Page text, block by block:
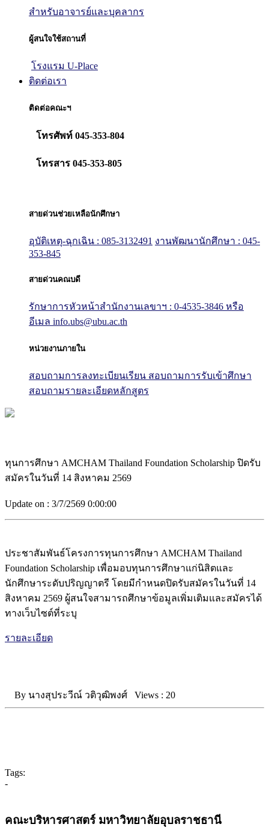
สำหรับอาจารย์และบุคลากร
ผู้สนใจใช้สถานที่
โรงแรม U-Place
ติดต่อเรา
ติดต่อคณะฯ
โทรศัพท์ 045-353-804
โทรสาร 045-353-805
สายด่วนช่วยเหลือนักศึกษา
อุบัติเหตุ-ฉุกเฉิน : 085-3132491 งานพัฒนานักศึกษา : 045-
353-845
สายด่วนคณบดี
รักษาการหัวหน้าสำนักงานเลขาฯ : 0-4535-3846 หรือ
อีเมล info.ubs@ubu.ac.th
หน่วยงานภายใน
สอบถามการลงทะเบียนเรียน สอบถามการรับเข้าศึกษา
สอบถามรายละเอียดหลักสูตร
ทุนการศึกษา AMCHAM Thailand Foundation Scholarship ปิดรับ
สมัครในวันที่ 14 สิงหาคม 2569
Update on : 3/7/2569 0:00:00
ประชาสัมพันธ์โครงการทุนการศึกษา AMCHAM Thailand
Foundation Scholarship เพื่อมอบทุนการศึกษาแก่นิสิตและ
นักศึกษาระดับปริญญาตรี โดยมีกำหนดปิดรับสมัครในวันที่ 14
สิงหาคม 2569 ผู้สนใจสามารถศึกษาข้อมูลเพิ่มเติมและสมัครได้
ทางเว็บไซต์ที่ระบุ
รายละเอียด
By นางสุประวีณ์ วติวุฒิพงศ์ Views : 20
Tags:
-
คณะบริหารศาสตร์ มหาวิทยาลัยอุบลราชธานี